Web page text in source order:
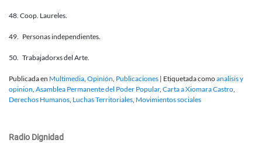
48. Coop. Laureles.
49. Personas independientes.
50. Trabajadorxs del Arte.
Publicada en Multimedia Opinión Publicaciones | Etiquetada comoanalisis y
opinion Asamblea Permanente del Poder Popular, Carta a Xiomara Castro
Derechos Humanos Luchas Territoriales Movimientos sociales
Radio Dignidad